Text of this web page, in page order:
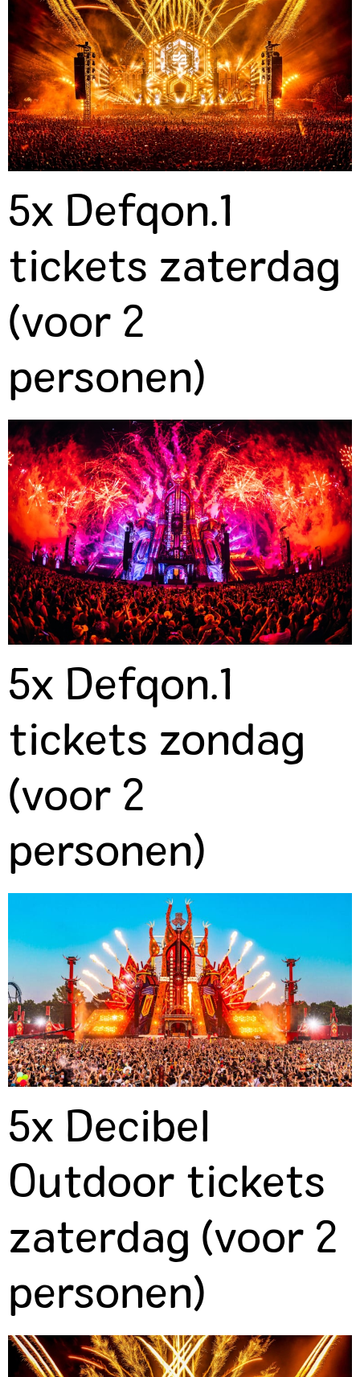
5x Defqon.1
tickets zaterdag
(voor 2
personen)
5x Defqon.1
tickets zondag
(voor 2
personen)
5x Decibel
Outdoor tickets
zaterdag (voor 2
personen)